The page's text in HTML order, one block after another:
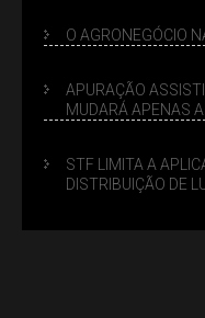
O AGRONEGÓCIO
APURAÇÃO
MUDARÁ APENAS
STF LIMITA A
DISTRIBUIÇÃO DE